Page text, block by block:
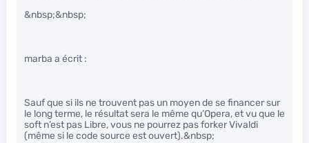
&nbsp;&nbsp;
marba a écrit :
Sauf que si ils ne trouvent pas un moyen de se financer sur
le long terme, le résultat sera le même qu’Opera, et vu que le
soft n’est pas Libre, vous ne pourrez pas forker Vivaldi
(même si le code source est ouvert).&nbsp;